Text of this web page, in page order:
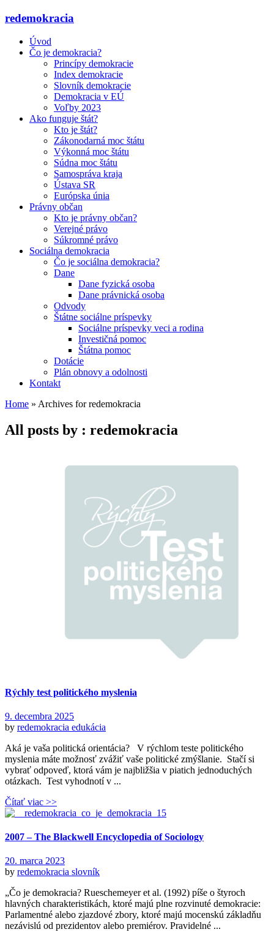
redemokracia
Úvod
Čo je demokracia?
Princípy demokracie
Index demokracie
Slovník demokracie
Demokracia v EÚ
Voľby 2023
Ako funguje štát?
Kto je štát?
Zákonodarná moc štátu
Výkonná moc štátu
Súdna moc štátu
Samospráva kraja
Ústava SR
Európska únia
Právny občan
Kto je právny občan?
Verejné právo
Súkromné právo
Sociálna demokracia
Čo je sociálna demokracia?
Dane
Dane fyzická osoba
Dane právnická osoba
Odvody
Štátne sociálne príspevky
Sociálne príspevky veci a rodina
Investičná pomoc
Štátna pomoc
Dotácie
Plán obnovy a odolnosti
Kontakt
Home » Archives for redemokracia
All posts by : redemokracia
Rýchly test politického myslenia
9. decembra 2025
by redemokracia edukácia
Aká je vaša politická orientácia? V rýchlom teste politického
myslenia máte možnosť zvážiť vaše politické zmýšlanie. Stačí si
vybrať odpoveď, ktorá vám je najbližšia v piatich jednoduchých
otázkach. Test vyhodnotí v ...
Čítať viac >>
2007 – The Blackwell Encyclopedia of Sociology
20. marca 2023
by redemokracia slovník
„Čo je demokracia? Rueschemeyer et al. (1992) píše o štyroch
hlavných charakteristikách, ktoré majú plne rozvinuté demokracie:
Parlamentné alebo zjazdové zbory, ktoré majú mocenskú základňu
nezávislú od prezidentov alebo premiérov. Pravidelné ...